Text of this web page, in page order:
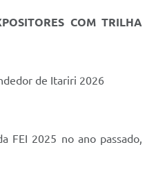
COM TRILHA
de Itariri 2026
FEI 2025 no ano passado,